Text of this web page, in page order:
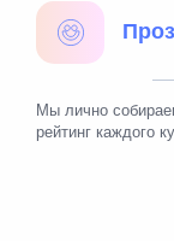
Мы лично
рейтинг каждого